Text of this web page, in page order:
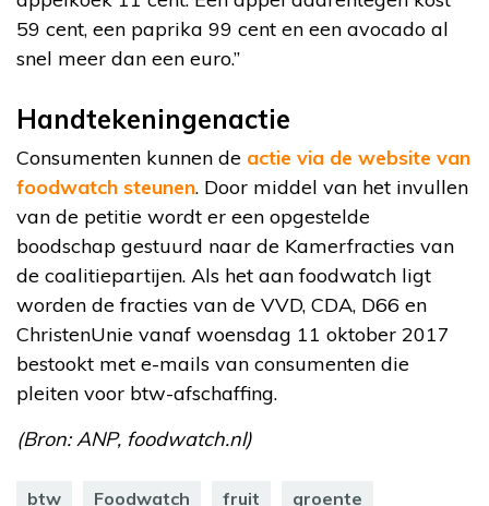
59 cent, een paprika 99 cent en een avocado al
snel meer dan een euro.”
Handtekeningenactie
Consumenten kunnen de actie via de website van
foodwatch steunen. Door middel van het invullen
van de petitie wordt er een opgestelde
boodschap gestuurd naar de Kamerfracties van
de coalitiepartijen. Als het aan foodwatch ligt
worden de fracties van de VVD, CDA, D66 en
ChristenUnie vanaf woensdag 11 oktober 2017
bestookt met e-mails van consumenten die
pleiten voor btw-afschaffing.
(Bron: ANP, foodwatch.nl)
btw Foodwatch fruit groente